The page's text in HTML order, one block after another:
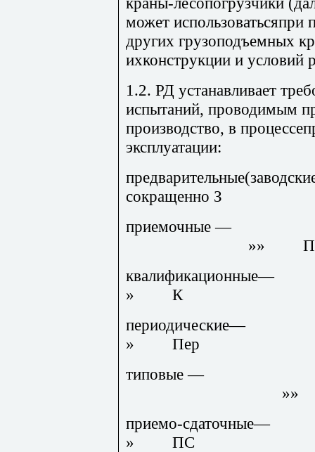
может использоватьсяпри
других грузоподъемных
ихконструкции и условий
1.2. РД устанавливает
испытаний, проводимым
производство, в
эксплуатации:
сокращенно З
»»
» К
» Пер
типовые
»»
приемо-
» ПС